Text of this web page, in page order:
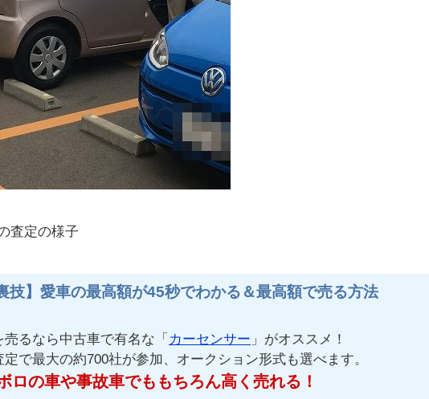
査定の様子
技】愛車の最高額が45秒でわかる＆最高額で売る方法
売るなら中古車で有名な「 カーセンサー 」がオススメ！
定で最大の約700社が参加、オークション形式も選べます。
ロの車や事故車でももちろん高く売れる！